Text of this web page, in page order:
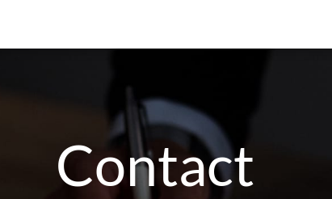
Contact